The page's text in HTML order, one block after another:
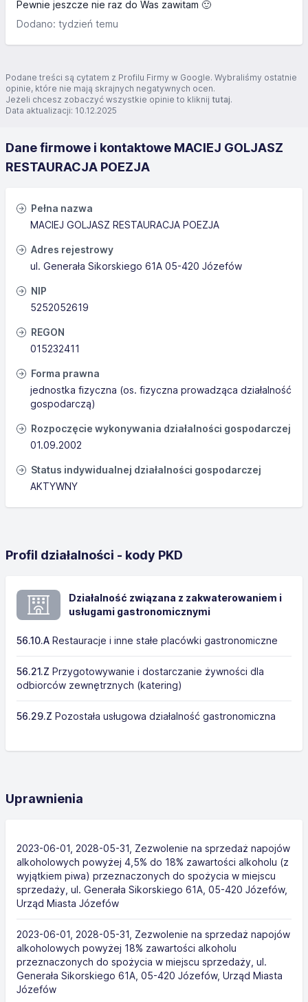
Pewnie jeszcze nie raz do Was zawitam 🙂
Dodano: tydzień temu
Podane treści są cytatem z Profilu Firmy w Google. Wybraliśmy ostatnie
opinie, które nie mają skrajnych negatywnych ocen.
Jeżeli chcesz zobaczyć wszystkie opinie to kliknij tutaj.
Data aktualizacji: 10.12.2025
Dane firmowe i kontaktowe MACIEJ GOLJASZ
RESTAURACJA POEZJA
Pełna nazwa
MACIEJ GOLJASZ RESTAURACJA POEZJA
Adres rejestrowy
ul. Generała Sikorskiego 61A 05-420 Józefów
NIP
5252052619
REGON
015232411
Forma prawna
jednostka fizyczna (os. fizyczna prowadząca działalność
gospodarczą)
Rozpoczęcie wykonywania działalności gospodarczej
01.09.2002
Status indywidualnej działalności gospodarczej
AKTYWNY
Profil działalności - kody PKD
Działalność związana z zakwaterowaniem i
usługami gastronomicznymi
56.10.A Restauracje i inne stałe placówki gastronomiczne
56.21.Z Przygotowywanie i dostarczanie żywności dla
odbiorców zewnętrznych (katering)
56.29.Z Pozostała usługowa działalność gastronomiczna
Uprawnienia
2023-06-01, 2028-05-31, Zezwolenie na sprzedaż napojów
alkoholowych powyżej 4,5% do 18% zawartości alkoholu (z
wyjątkiem piwa) przeznaczonych do spożycia w miejscu
sprzedaży, ul. Generała Sikorskiego 61A, 05-420 Józefów,
Urząd Miasta Józefów
2023-06-01, 2028-05-31, Zezwolenie na sprzedaż napojów
alkoholowych powyżej 18% zawartości alkoholu
przeznaczonych do spożycia w miejscu sprzedaży, ul.
Generała Sikorskiego 61A, 05-420 Józefów, Urząd Miasta
Józefów